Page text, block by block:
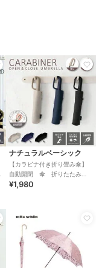
ナチュラルベーシック
【カラビナ付き折り畳み傘】
自動開閉 傘 折りたたみ
傘 軽量 耐風 晴雨兼用
¥1,980